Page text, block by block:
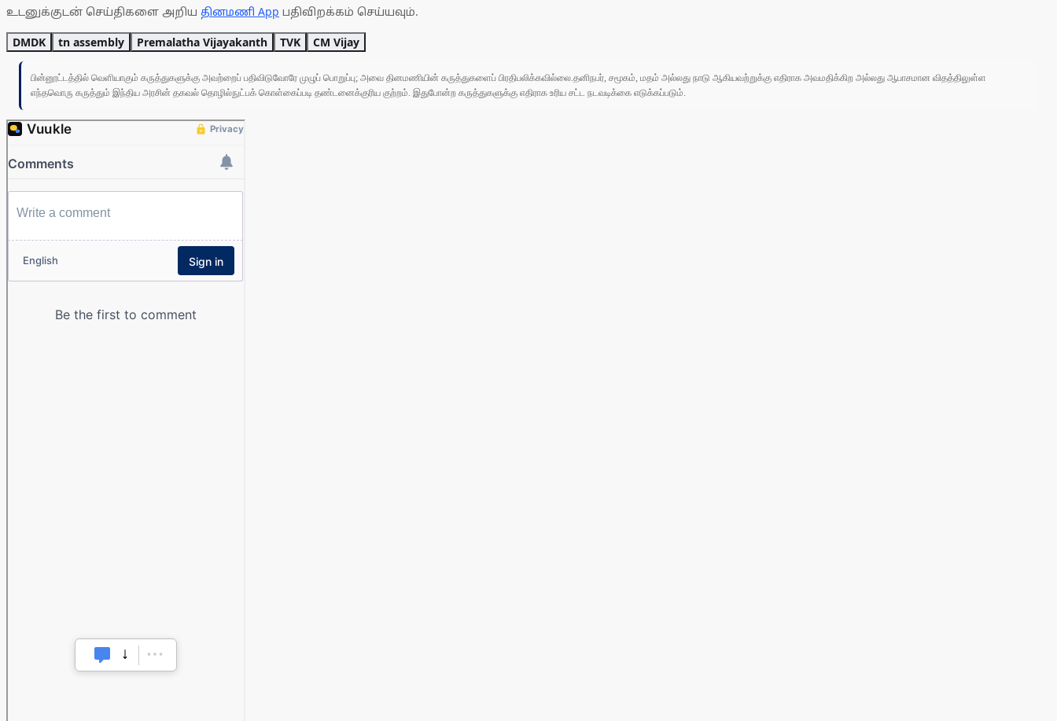
உடனுக்குடன் செய்திகளை அறிய தினமணி App பதிவிறக்கம் செய்யவும்.
DMDK tn assembly Premalatha Vijayakanth TVK CM Vijay
பின்னூட்டத்தில் வெளியாகும் கருத்துகளுக்கு அவற்றைப் பதிவிடுவோரே முழுப் பொறுப்பு; அவை தினமணியின் கருத்துகளைப் பிரதிபலிக்கவில்லை.தனிநபர், சமூகம், மதம் அல்லது நாடு ஆகியவற்றுக்கு எதிராக அவமதிக்கிற அல்லது ஆபாசமான விதத்திலுள்ள
எந்தவொரு கருத்தும் இந்திய அரசின் தகவல் தொழில்நுட்பக் கொள்கைப்படி தண்டனைக்குரிய குற்றம். இதுபோன்ற கருத்துகளுக்கு எதிராக உரிய சட்ட நடவடிக்கை எடுக்கப்படும்.